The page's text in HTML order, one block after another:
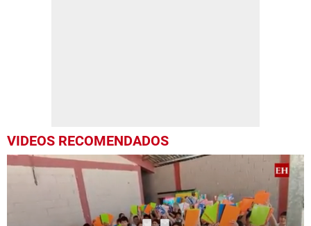
VIDEOS RECOMENDADOS